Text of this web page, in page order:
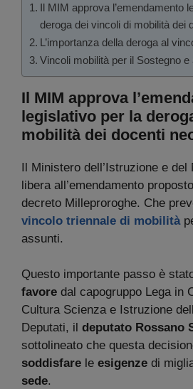
Il MIM approva l’emendamento
deroga dei vincoli di mobilità dei
L’importanza della deroga al
Vincoli mobilità per il Sostegno
Il MIM approva
legislativo per la
mobilità dei docenti
Il Ministero dell’Istruzione e
libera all’emendamento
decreto Milleproroghe. Che
vincolo triennale di mobilità
assunti.
Questo importante passo è
favore dal capogruppo Lega in
Cultura Scienza e Istruzione
Deputati, il deputato Rossano
sottolineato che questa
soddisfare le esigenze di
sede.